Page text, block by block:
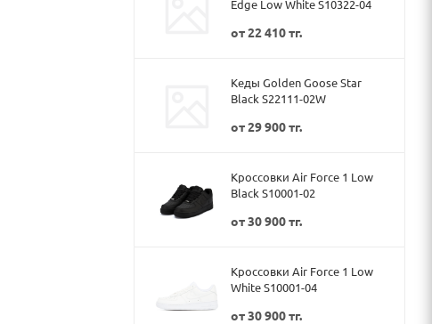
Edge Low White S10322-04
от22 410 тг.
Кеды Golden Goose Star
Black S22111-02W
от29 900 тг.
Кроссовки Air Force 1 Low
Black S10001-02
от30 900 тг.
Кроссовки Air Force 1 Low
White S10001-04
от30 900 тг.